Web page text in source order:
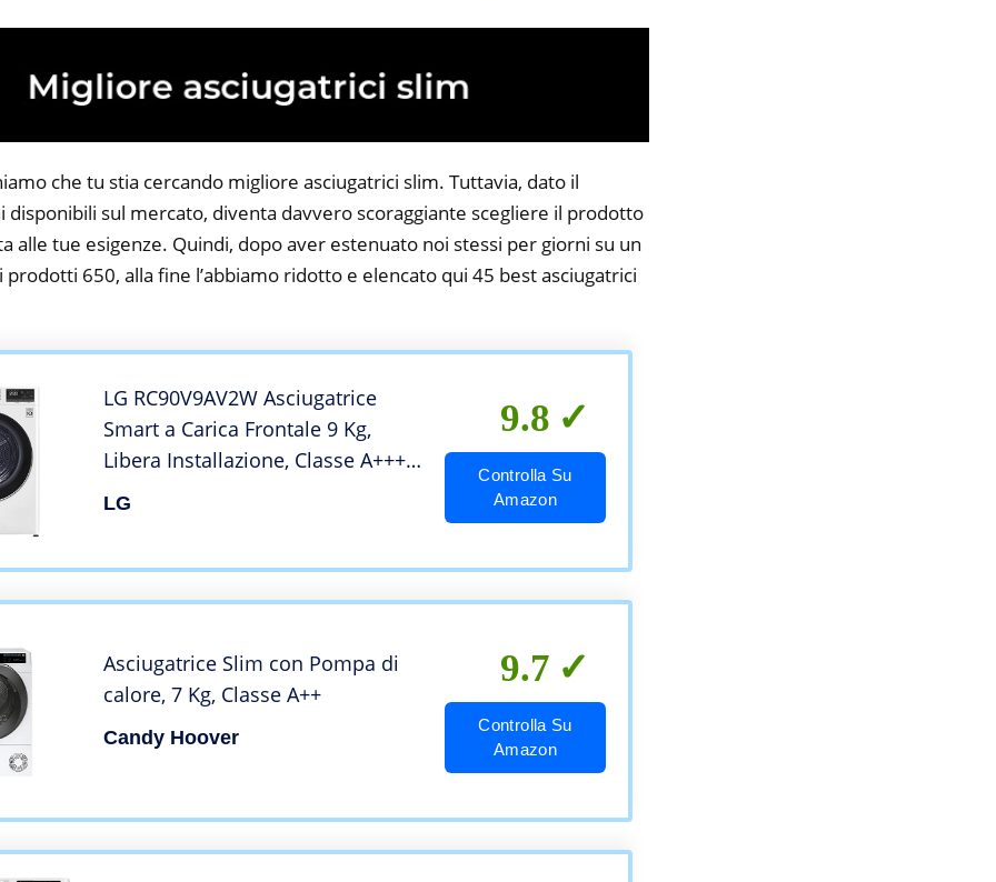
che tu stia cercando migliore asciugatrici slim. Tuttavia, dato il
disponibili sul mercato, diventa davvero scoraggiante scegliere il prodotto
alle tue esigenze. Quindi, dopo aver estenuato noi stessi per giorni su un
650, alla fine l’abbiamo ridotto e elencato qui 45 best asciugatrici
LG RC90V9AV2W Asciugatrice
Smart a Carica Frontale 9 Kg,
Libera Installazione, Classe A+++
-10%, Intelligenza Artificiale, Oblò
LG
9.8
Controlla Su
Amazon
Asciugatrice Slim con Pompa di
calore, 7 Kg, Classe A++
Candy Hoover
9.7
Controlla Su
Amazon